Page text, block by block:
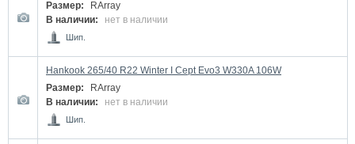
Размер:
RArray
В наличии:
нет в наличии
Шип.
Hankook 265/40 R22 Winter I Cept Evo3 W330A 106W
Размер:
RArray
В наличии:
нет в наличии
Шип.